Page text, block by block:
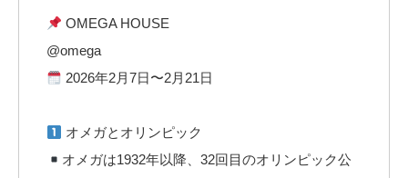
OMEGA HOUSE
@omega
2026年2月7日〜2月21日
オメガとオリンピック
オメガは1932年以降、32回目のオリンピック公